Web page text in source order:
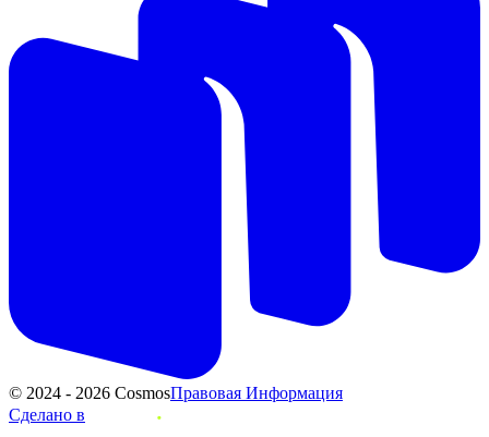
© 2024 - 2026 CosmosПравовая Информация
Сделано в